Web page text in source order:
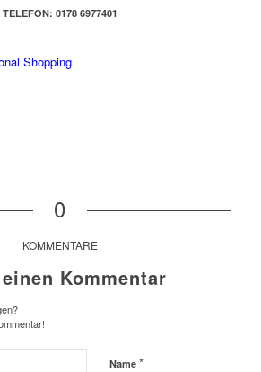
TELEFON: 0178 6977401
0
KOMMENTARE
Kommentar
Name *